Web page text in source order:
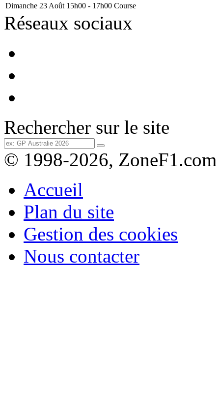
Dimanche 23 Août 15h00 - 17h00 Course
Réseaux sociaux
Rechercher sur le site
© 1998-2026, ZoneF1.com
Accueil
Plan du site
Gestion des cookies
Nous contacter